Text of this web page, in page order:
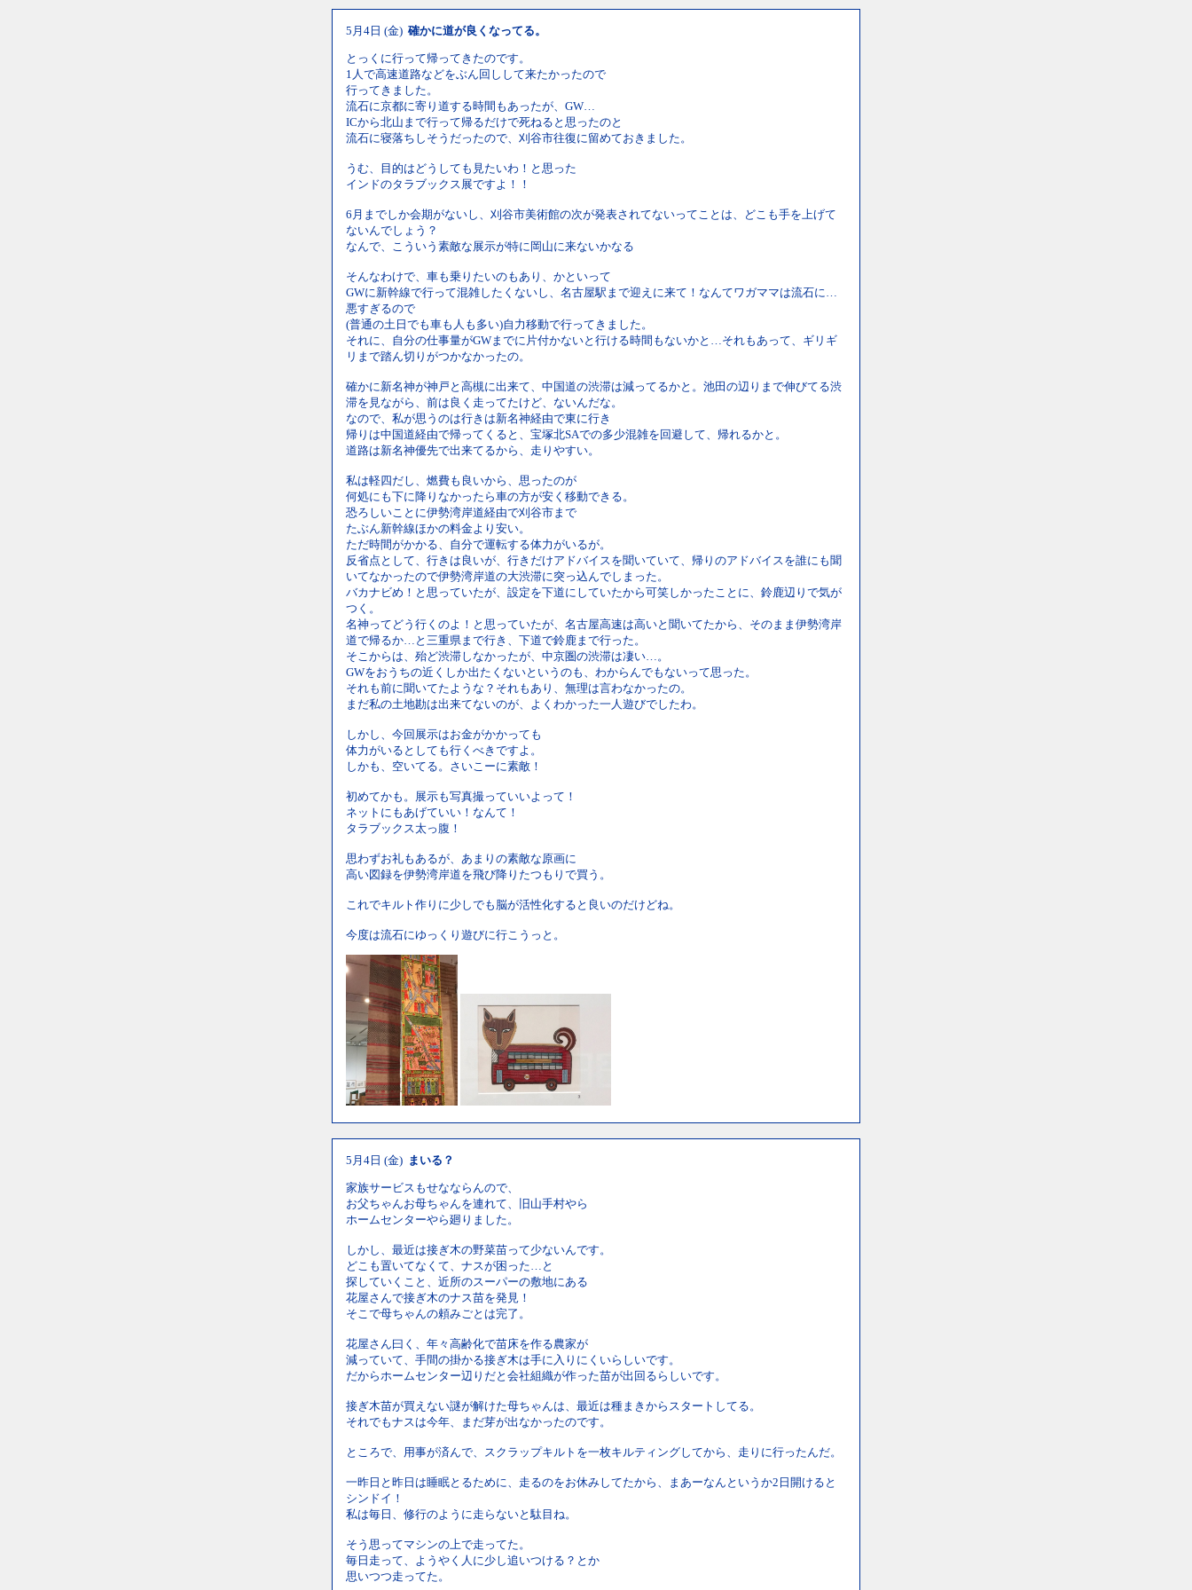
5月4日 (金) 確かに道が良くなってる。
とっくに行って帰ってきたのです。
1人で高速道路などをぶん回しして来たかったので
行ってきました。
流石に京都に寄り道する時間もあったが、GW…
ICから北山まで行って帰るだけで死ねると思ったのと
流石に寝落ちしそうだったので、刈谷市往復に留めておきました。
うむ、目的はどうしても見たいわ！と思った
インドのタラブックス展ですよ！！
6月までしか会期がないし、刈谷市美術館の次が発表されてないってことは、どこも手を上げて
ないんでしょう？
なんで、こういう素敵な展示が特に岡山に来ないかなる
そんなわけで、車も乗りたいのもあり、かといって
GWに新幹線で行って混雑したくないし、名古屋駅まで迎えに来て！なんてワガママは流石に…
悪すぎるので
(普通の土日でも車も人も多い)自力移動で行ってきました。
それに、自分の仕事量がGWまでに片付かないと行ける時間もないかと…それもあって、ギリギ
リまで踏ん切りがつかなかったの。
確かに新名神が神戸と高槻に出来て、中国道の渋滞は減ってるかと。池田の辺りまで伸びてる渋
滞を見ながら、前は良く走ってたけど、ないんだな。
なので、私が思うのは行きは新名神経由で東に行き
帰りは中国道経由で帰ってくると、宝塚北SAでの多少混雑を回避して、帰れるかと。
道路は新名神優先で出来てるから、走りやすい。
私は軽四だし、燃費も良いから、思ったのが
何処にも下に降りなかったら車の方が安く移動できる。
恐ろしいことに伊勢湾岸道経由で刈谷市まで
たぶん新幹線ほかの料金より安い。
ただ時間がかかる、自分で運転する体力がいるが。
反省点として、行きは良いが、行きだけアドバイスを聞いていて、帰りのアドバイスを誰にも聞
いてなかったので伊勢湾岸道の大渋滞に突っ込んでしまった。
バカナビめ！と思っていたが、設定を下道にしていたから可笑しかったことに、鈴鹿辺りで気が
つく。
名神ってどう行くのよ！と思っていたが、名古屋高速は高いと聞いてたから、そのまま伊勢湾岸
道で帰るか…と三重県まで行き、下道で鈴鹿まで行った。
そこからは、殆ど渋滞しなかったが、中京圏の渋滞は凄い…。
GWをおうちの近くしか出たくないというのも、わからんでもないって思った。
それも前に聞いてたような？それもあり、無理は言わなかったの。
まだ私の土地勘は出来てないのが、よくわかった一人遊びでしたわ。
しかし、今回展示はお金がかかっても
体力がいるとしても行くべきですよ。
しかも、空いてる。さいこーに素敵！
初めてかも。展示も写真撮っていいよって！
ネットにもあげていい！なんて！
タラブックス太っ腹！
思わずお礼もあるが、あまりの素敵な原画に
高い図録を伊勢湾岸道を飛び降りたつもりで買う。
これでキルト作りに少しでも脳が活性化すると良いのだけどね。
今度は流石にゆっくり遊びに行こうっと。
5月4日 (金) まいる？
家族サービスもせなならんので、
お父ちゃんお母ちゃんを連れて、旧山手村やら
ホームセンターやら廻りました。
しかし、最近は接ぎ木の野菜苗って少ないんです。
どこも置いてなくて、ナスが困った…と
探していくこと、近所のスーパーの敷地にある
花屋さんで接ぎ木のナス苗を発見！
そこで母ちゃんの頼みごとは完了。
花屋さん曰く、年々高齢化で苗床を作る農家が
減っていて、手間の掛かる接ぎ木は手に入りにくいらしいです。
だからホームセンター辺りだと会社組織が作った苗が出回るらしいです。
接ぎ木苗が買えない謎が解けた母ちゃんは、最近は種まきからスタートしてる。
それでもナスは今年、まだ芽が出なかったのです。
ところで、用事が済んで、スクラップキルトを一枚キルティングしてから、走りに行ったんだ。
一昨日と昨日は睡眠とるために、走るのをお休みしてたから、まあーなんというか2日開けると
シンドイ！
私は毎日、修行のように走らないと駄目ね。
そう思ってマシンの上で走ってた。
毎日走って、ようやく人に少し追いつける？とか
思いつつ走ってた。